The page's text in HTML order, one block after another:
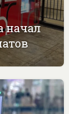
начал